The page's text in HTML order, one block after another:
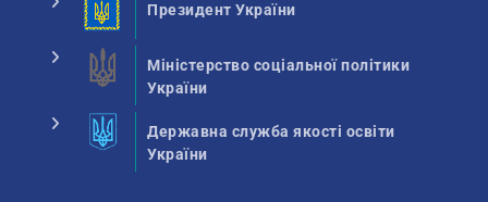
Президент України
Міністерство соціальної політики
України
Державна служба якості освіти
України